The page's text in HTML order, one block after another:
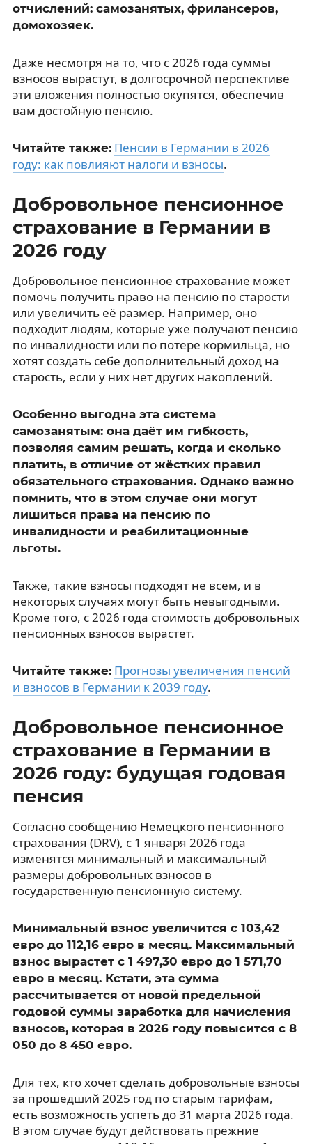
отчислений: самозанятых, фрилансеров,
домохозяек.
Даже несмотря на то, что с 2026 года суммы
взносов вырастут, в долгосрочной перспективе
эти вложения полностью окупятся, обеспечив
вам достойную пенсию.
Читайте также: Пенсии в Германии в 2026
году: как повлияют налоги и взносы.
Добровольное пенсионное
страхование в Германии в
2026 году
Добровольное пенсионное страхование может
помочь получить право на пенсию по старости
или увеличить её размер. Например, оно
подходит людям, которые уже получают пенсию
по инвалидности или по потере кормильца, но
хотят создать себе дополнительный доход на
старость, если у них нет других накоплений.
Особенно выгодна эта система
самозанятым: она даёт им гибкость,
позволяя самим решать, когда и сколько
платить, в отличие от жёстких правил
обязательного страхования. Однако важно
помнить, что в этом случае они могут
лишиться права на пенсию по
инвалидности и реабилитационные
льготы.
Также, такие взносы подходят не всем, и в
некоторых случаях могут быть невыгодными.
Кроме того, с 2026 года стоимость добровольных
пенсионных взносов вырастет.
Читайте также: Прогнозы увеличения пенсий
и взносов в Германии к 2039 году.
Добровольное пенсионное
страхование в Германии в
2026 году: будущая годовая
пенсия
Согласно сообщению Немецкого пенсионного
страхования (DRV), с 1 января 2026 года
изменятся минимальный и максимальный
размеры добровольных взносов в
государственную пенсионную систему.
Минимальный взнос увеличится с 103,42
евро до 112,16 евро в месяц. Максимальный
взнос вырастет с 1 497,30 евро до 1 571,70
евро в месяц. Кстати, эта сумма
рассчитывается от новой предельной
годовой суммы заработка для начисления
взносов, которая в 2026 году повысится с 8
050 до 8 450 евро.
Для тех, кто хочет сделать добровольные взносы
за прошедший 2025 год по старым тарифам,
есть возможность успеть до 31 марта 2026 года.
В этом случае будут действовать прежние